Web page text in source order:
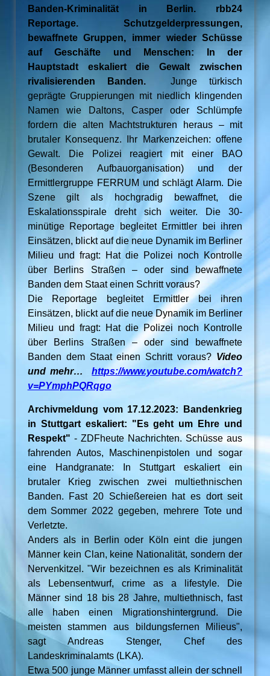
Banden-Kriminalität in Berlin. rbb24
Reportage. Schutzgelderpressungen,
bewaffnete Gruppen, immer wieder Schüsse
auf Geschäfte und Menschen: In der
Hauptstadt eskaliert die Gewalt zwischen
rivalisierenden Banden. Junge türkisch
geprägte Gruppierungen mit niedlich klingenden
Namen wie Daltons, Casper oder Schlümpfe
fordern die alten Machtstrukturen heraus – mit
brutaler Konsequenz. Ihr Markenzeichen: offene
Gewalt. Die Polizei reagiert mit einer BAO
(Besonderen Aufbauorganisation) und der
Ermittlergruppe FERRUM und schlägt Alarm. Die
Szene gilt als hochgradig bewaffnet, die
Eskalationsspirale dreht sich weiter. Die 30-
minütige Reportage begleitet Ermittler bei ihren
Einsätzen, blickt auf die neue Dynamik im Berliner
Milieu und fragt: Hat die Polizei noch Kontrolle
über Berlins Straßen – oder sind bewaffnete
Banden dem Staat einen Schritt voraus?
Die Reportage begleitet Ermittler bei ihren
Einsätzen, blickt auf die neue Dynamik im Berliner
Milieu und fragt: Hat die Polizei noch Kontrolle
über Berlins Straßen – oder sind bewaffnete
Banden dem Staat einen Schritt voraus? Video
und mehr…https://www.youtube.com/watch?
v=PYmphPQRqgo
Archivmeldung vom 17.12.2023: Bandenkrieg
in Stuttgart eskaliert: "Es geht um Ehre und
Respekt" - ZDFheute Nachrichten. Schüsse aus
fahrenden Autos, Maschinenpistolen und sogar
eine Handgranate: In Stuttgart eskaliert ein
brutaler Krieg zwischen zwei multiethnischen
Banden. Fast 20 Schießereien hat es dort seit
dem Sommer 2022 gegeben, mehrere Tote und
Verletzte.
Anders als in Berlin oder Köln eint die jungen
Männer kein Clan, keine Nationalität, sondern der
Nervenkitzel. "Wir bezeichnen es als Kriminalität
als Lebensentwurf, crime as a lifestyle. Die
Männer sind 18 bis 28 Jahre, multiethnisch, fast
alle haben einen Migrationshintergrund. Die
meisten stammen aus bildungsfernen Milieus",
sagt Andreas Stenger, Chef des
Landeskriminalamts (LKA).
Etwa 500 junge Männer umfasst allein der schnell